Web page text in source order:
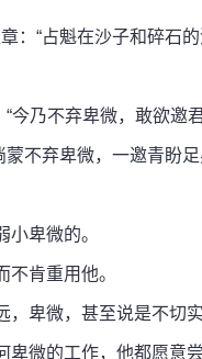
“占魁在沙子和碎石的
乃不弃卑微，敢欲邀
不弃卑微，一邀青盼足
卑微的。
肯重用他。
微，甚至说是不切实
微的工作，他都愿意尝